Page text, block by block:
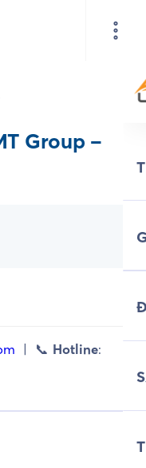
Group –
| 📞 Hotline: